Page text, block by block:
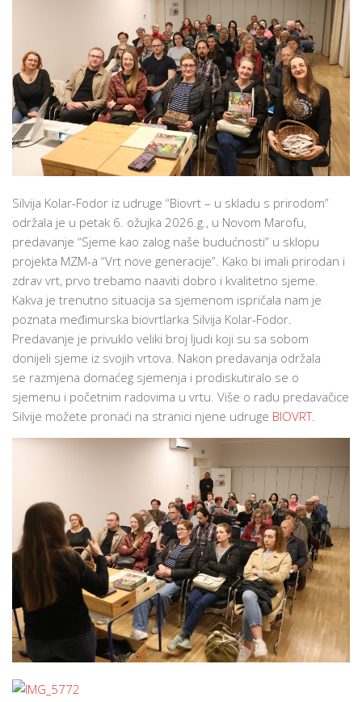
Silvija Kolar-Fodor iz udruge “Biovrt – u skladu s prirodom”
održala je u petak 6. ožujka 2026.g., u Novom Marofu,
predavanje “Sjeme kao zalog naše budućnosti” u sklopu
projekta MZM-a “Vrt nove generacije”. Kako bi imali prirodan i
zdrav vrt, prvo trebamo naaviti dobro i kvalitetno sjeme.
Kakva je trenutno situacija sa sjemenom ispričala nam je
poznata međimurska biovrtlarka Silvija Kolar-Fodor.
Predavanje je privuklo veliki broj ljudi koji su sa sobom
donijeli sjeme iz svojih vrtova. Nakon predavanja održala
se razmjena domaćeg sjemenja i prodiskutiralo se o
sjemenu i početnim radovima u vrtu. Više o radu predavačice
Silvije možete pronaći na stranici njene udruge BIOVRT.